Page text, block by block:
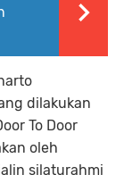
dilakukan
To Door
oleh
silaturahmi